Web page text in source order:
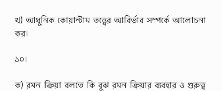
খ) আধুনিক কোয়ান্টাম তত্ত্বের আবির্ভাব সম্পর্কে আলোচনা
কর।
১০।
ক) রমন ক্রিয়া বলতে কি বুঝ রমন ক্রিয়ার ব্যবহার ও গুরুত্ব